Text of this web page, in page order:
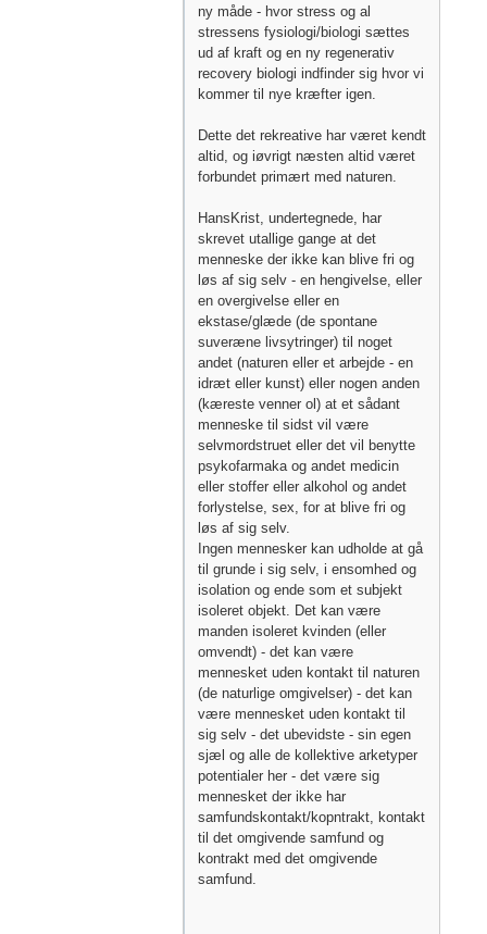
ny måde - hvor stress og al
stressens fysiologi/biologi sættes
ud af kraft og en ny regenerativ
recovery biologi indfinder sig hvor vi
kommer til nye kræfter igen.
Dette det rekreative har været kendt
altid, og iøvrigt næsten altid været
forbundet primært med naturen.
HansKrist, undertegnede, har
skrevet utallige gange at det
menneske der ikke kan blive fri og
løs af sig selv - en hengivelse, eller
en overgivelse eller en
ekstase/glæde (de spontane
suveræne livsytringer) til noget
andet (naturen eller et arbejde - en
idræt eller kunst) eller nogen anden
(kæreste venner ol) at et sådant
menneske til sidst vil være
selvmordstruet eller det vil benytte
psykofarmaka og andet medicin
eller stoffer eller alkohol og andet
forlystelse, sex, for at blive fri og
løs af sig selv.
Ingen mennesker kan udholde at gå
til grunde i sig selv, i ensomhed og
isolation og ende som et subjekt
isoleret objekt. Det kan være
manden isoleret kvinden (eller
omvendt) - det kan være
mennesket uden kontakt til naturen
(de naturlige omgivelser) - det kan
være mennesket uden kontakt til
sig selv - det ubevidste - sin egen
sjæl og alle de kollektive arketyper
potentialer her - det være sig
mennesket der ikke har
samfundskontakt/kopntrakt, kontakt
til det omgivende samfund og
kontrakt med det omgivende
samfund.